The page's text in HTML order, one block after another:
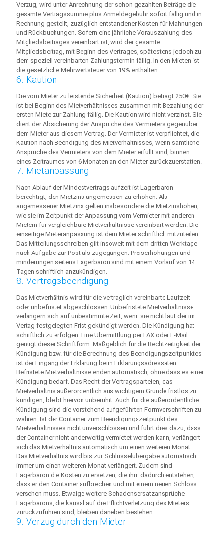
Verzug, wird unter Anrechnung der schon gezahlten Beträge die
gesamte Vertragssumme plus Anmeldegebühr sofort fällig und in
Rechnung gestellt, zuzüglich entstandener Kosten für Mahnungen
und Rückbuchungen. Sofern eine jährliche Vorauszahlung des
Mitgliedsbeitrages vereinbart ist, wird der gesamte
Mitgliedsbeitrag, mit Beginn des Vertrages, spätestens jedoch zu
dem speziell vereinbarten Zahlungstermin fällig. In den Mieten ist
die gesetzliche Mehrwertsteuer von 19% enthalten.
6. Kaution
Die vom Mieter zu leistende Sicherheit (Kaution) beträgt 250€. Sie
ist bei Beginn des Mietverhältnisses zusammen mit Bezahlung der
ersten Miete zur Zahlung fällig. Die Kaution wird nicht verzinst. Sie
dient der Absicherung der Ansprüche des Vermieters gegenüber
dem Mieter aus diesem Vertrag. Der Vermieter ist verpflichtet, die
Kaution nach Beendigung des Mietverhältnisses, wenn sämtliche
Ansprüche des Vermieters von dem Mieter erfüllt sind, binnen
eines Zeitraumes von 6 Monaten an den Mieter zurückzuerstatten.
7. Mietanpassung
Nach Ablauf der Mindestvertragslaufzeit ist Lagerbaron
berechtigt, den Mietzins angemessen zu erhöhen. Als
angemessener Mietzins gelten insbesondere die Mietzinshöhen,
wie sie im Zeitpunkt der Anpassung vom Vermieter mit anderen
Mietern für vergleichbare Mietverhältnisse vereinbart werden. Die
einseitige Mieteranpassung ist dem Mieter schriftlich mitzuteilen.
Das Mitteilungsschreiben gilt insoweit mit dem dritten Werktage
nach Aufgabe zur Post als zugegangen. Preiserhöhungen und -
minderungen seitens Lagerbaron sind mit einem Vorlauf von 14
Tagen schriftlich anzukündigen.
8. Vertragsbeendigung
Das Mietverhältnis wird für die vertraglich vereinbarte Laufzeit
oder unbefristet abgeschlossen. Unbefristete Mietverhältnisse
verlängern sich auf unbestimmte Zeit, wenn sie nicht laut der im
Vertag festgelegten Frist gekündigt werden. Die Kündigung hat
schriftlich zu erfolgen. Eine Übermittlung per FAX oder E-Mail
genügt dieser Schriftform. Maßgeblich für die Rechtzeitigkeit der
Kündigung bzw. für die Berechnung des Beendigungszeitpunktes
ist der Eingang der Erklärung beim Erklärungsadressaten.
Befristete Mietverhältnisse enden automatisch, ohne dass es einer
Kündigung bedarf. Das Recht der Vertragsparteien, das
Mietverhältnis außerordentlich aus wichtigem Grunde fristlos zu
kündigen, bleibt hiervon unberührt. Auch für die außerordentliche
Kündigung sind die vorstehend aufgeführten Formvorschriften zu
wahren. Ist der Container zum Beendigungszeitpunkt des
Mietverhältnisses nicht unverschlossen und führt dies dazu, dass
der Container nicht anderweitig vermietet werden kann, verlängert
sich das Mietverhältnis automatisch um einen weiteren Monat.
Das Mietverhältnis wird bis zur Schlüsselübergabe automatisch
immer um einen weiteren Monat verlängert. Zudem sind
Lagerbaron die Kosten zu ersetzen, die ihm dadurch entstehen,
dass er den Container aufbrechen und mit einem neuen Schloss
versehen muss. Etwaige weitere Schadensersatzansprüche
Lagerbarons, die kausal auf die Pflichtverletzung des Mieters
zurückzuführen sind, bleiben daneben bestehen.
9. Verzug durch den Mieter